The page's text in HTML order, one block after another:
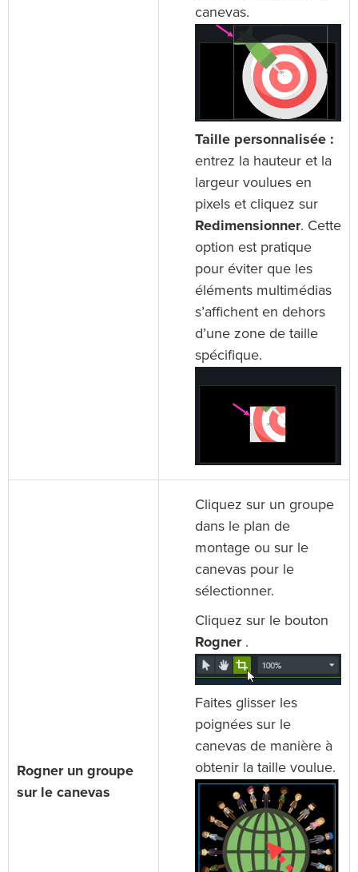
canevas.
Taille personnalisée :
entrez la hauteur et la
largeur voulues en
pixels et cliquez sur
Redimensionner. Cette
option est pratique
pour éviter que les
éléments multimédias
s’affichent en dehors
d’une zone de taille
spécifique.
Rogner un groupe
sur le canevas
Cliquez sur un groupe
dans le plan de
montage ou sur le
canevas pour le
sélectionner.
Cliquez sur le bouton
Rogner .
Faites glisser les
poignées sur le
canevas de manière à
obtenir la taille voulue.